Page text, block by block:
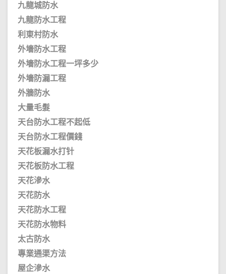
九龍城防水
九龍防水工程
利東村防水
外墻防水工程
外墻防水工程一坪多少
外墻防漏工程
外牆防水
大量毛髮
天台防水工程不起低
天台防水工程價錢
天花板漏水打针
天花板防水工程
天花滲水
天花防水
天花防水工程
天花防水物料
太古防水
專業通渠方法
屋企滲水